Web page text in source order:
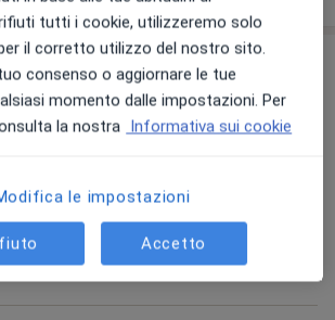
Gianlorenzo Dionigi
generale
13 recensioni
tutti i cookie, utilizzeremo solo
il corretto utilizzo del nostro sito.
consenso o aggiornare le tue
momento dalle impostazioni. Per
la nostra Informativa sui cookie
le impostazioni
Accetto